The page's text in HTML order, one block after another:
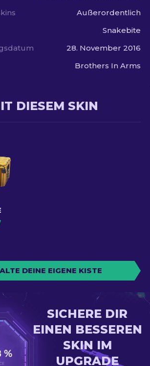
Außerordentlich
Snakebite
28. November 2016
Brothers In Arms
DIESEM SKIN
DEINE EIGENE KISTE
SICHERE DIR
EINEN BESSEREN
SKIN IM
UPGRADE